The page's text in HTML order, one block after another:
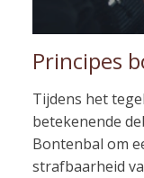
Principes
Tijdens het
betekenende
Bontenbal om
strafbaarheid